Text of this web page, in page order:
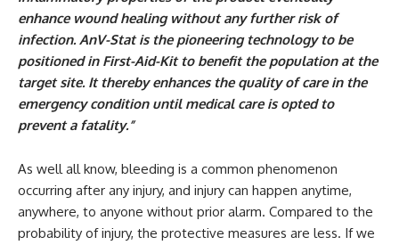
enhance wound healing without any further risk of
infection. AnV-Stat is the pioneering technology to be
positioned in First-Aid-Kit to benefit the population at the
target site. It thereby enhances the quality of care in the
emergency condition until medical care is opted to
prevent a fatality.”
As well all know, bleeding is a common phenomenon
occurring after any injury, and injury can happen anytime,
anywhere, to anyone without prior alarm. Compared to the
probability of injury, the protective measures are less. If we